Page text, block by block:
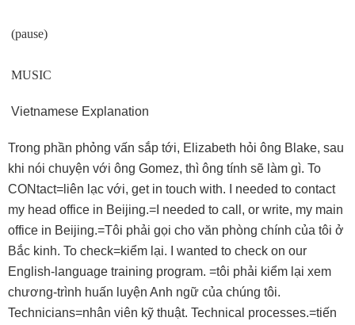
(pause)
MUSIC
Vietnamese Explanation
Trong phần phỏng vấn sắp tới, Elizabeth hỏi ông Blake, sau
khi nói chuyện với ông Gomez, thì ông tính sẽ làm gì. To
CONtact=liên lạc với, get in touch with. I needed to contact
my head office in Beijing.=I needed to call, or write, my main
office in Beijing.=Tôi phải gọi cho văn phòng chính của tôi ở
Bắc kinh. To check=kiểm lại. I wanted to check on our
English-language training program. =tôi phải kiểm lại xem
chương-trình huấn luyện Anh ngữ của chúng tôi.
Technicians=nhân viên kỹ thuật. Technical processes.=tiến